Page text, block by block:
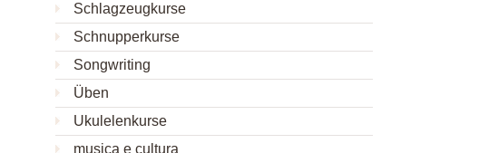
Schlagzeugkurse
Schnupperkurse
Songwriting
Üben
Ukulelenkurse
musica e cultura